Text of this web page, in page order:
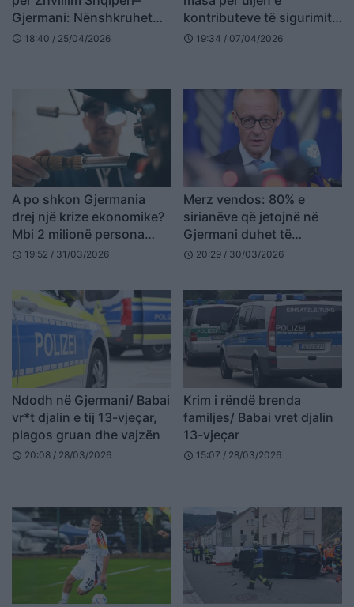
Gjermani: Nënshkruhet
Protokoll i Ri në Tiranë
schedule 18:40 / 25/04/2026
kontributeve të sigurimit
shëndetësor
schedule 19:34 / 07/04/2026
A po shkon Gjermania
drej një krize ekonomike?
Mbi 2 milionë persona
rezultuan të papunë
schedule 19:52 / 31/03/2026
Merz vendos: 80% e
sirianëve që jetojnë në
Gjermani duhet të
largohen në tre vitet e
schedule 20:29 / 30/03/2026
Ndodh në Gjermani/ Babai
vr*t djalin e tij 13-vjeçar,
plagos gruan dhe vajzën
schedule 20:08 / 28/03/2026
Krim i rëndë brenda
familjes/ Babai vret djalin
13-vjeçar
schedule 15:07 / 28/03/2026